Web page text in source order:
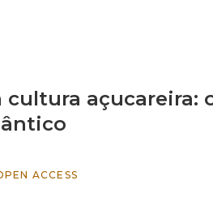
açucareira:
ACCESS